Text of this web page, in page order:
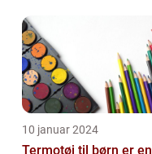
10 januar 2024
Termotøj til børn er en